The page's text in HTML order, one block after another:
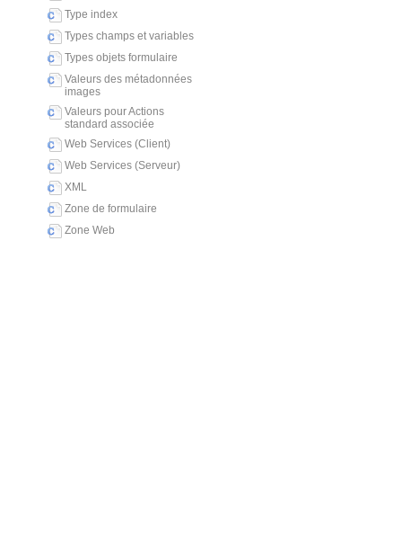
Type index
Types champs et variables
Types objets formulaire
Valeurs des métadonnées
images
Valeurs pour Actions
standard associée
Web Services (Client)
Web Services (Serveur)
XML
Zone de formulaire
Zone Web